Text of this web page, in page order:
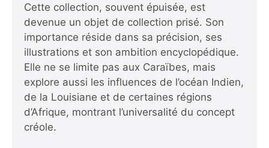
Cette collection, souvent épuisée, est
devenue un objet de collection prisé. Son
importance réside dans sa précision, ses
illustrations et son ambition encyclopédique.
Elle ne se limite pas aux Caraïbes, mais
explore aussi les influences de l’océan Indien,
de la Louisiane et de certaines régions
d’Afrique, montrant l’universalité du concept
créole.